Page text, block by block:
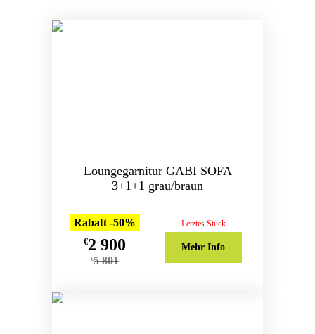
Loungegarnitur GABI SOFA
3+1+1 grau/braun
Rabatt -50%
€2 900
€5 801
Letztes Stück
Mehr Info